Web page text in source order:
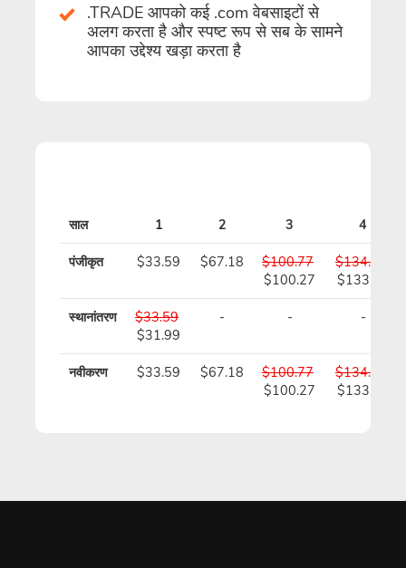
.TRADE आपको कई .com वेबसाइटों से
अलग करता है और स्पष्ट रूप से सब के सामने
आपका उद्देश्य खड़ा करता है
साल 1 2 3 4
पंजीकृत $33.59 $67.18
$100.77
$100.27
$134.36
$133.36
स्थानांतरण
$33.59
$31.99
- - -
नवीकरण $33.59 $67.18
$100.77
$100.27
$134.36
$133.36